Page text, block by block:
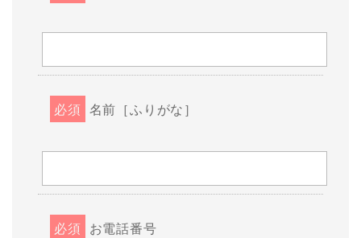
必須 名前［ふりがな］
必須 お電話番号